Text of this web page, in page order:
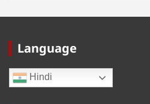
Language
Hindi